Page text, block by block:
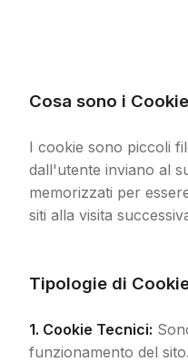
Cosa sono i
I cookie sono piccoli
dall'utente inviano al
memorizzati per
siti alla visita
Tipologie di
1. Cookie Tecnici:
funzionamento del